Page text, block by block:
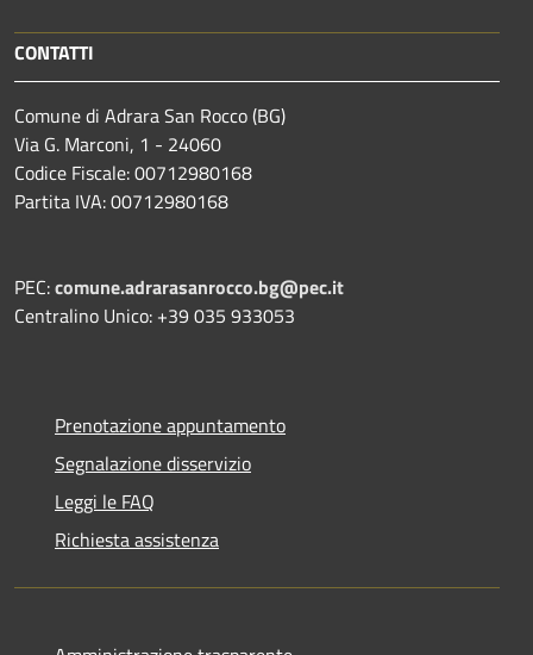
CONTATTI
Comune di Adrara San Rocco (BG)
Via G. Marconi, 1 - 24060
Codice Fiscale: 00712980168
Partita IVA: 00712980168
PEC:comune.adrarasanrocco.bg@pec.it
Centralino Unico: +39 035 933053
Prenotazione appuntamento
Segnalazione disservizio
Leggi le FAQ
Richiesta assistenza